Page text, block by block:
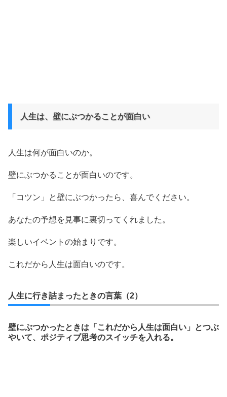
人生は、壁にぶつかることが面白い
人生は何が面白いのか。
壁にぶつかることが面白いのです。
「コツン」と壁にぶつかったら、喜んでください。
あなたの予想を見事に裏切ってくれました。
楽しいイベントの始まりです。
これだから人生は面白いのです。
人生に行き詰まったときの言葉（2）
壁にぶつかったときは「これだから人生は面白い」とつぶ
やいて、ポジティブ思考のスイッチを入れる。